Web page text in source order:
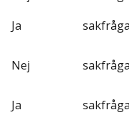
Ja
Nej
Ja